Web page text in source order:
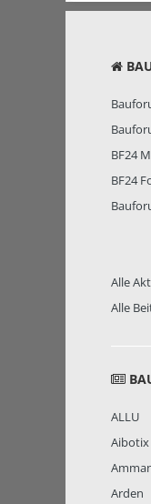
BF24
BF24
Alle
Alle
ALLU
Aibotix
Arden